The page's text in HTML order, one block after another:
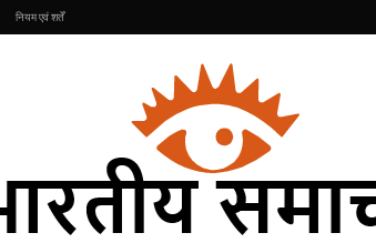
नियम एवं शर्तें